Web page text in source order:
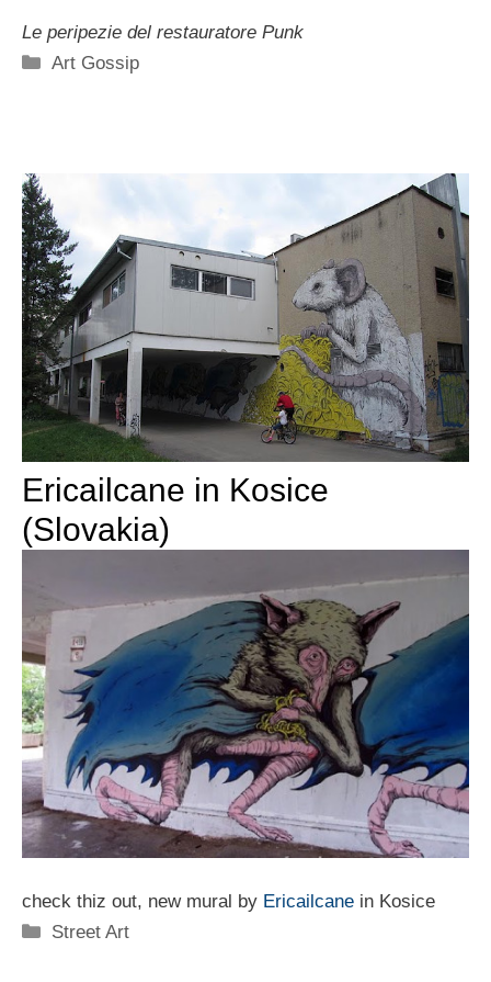
Le peripezie del restauratore Punk
Categorie
Art Gossip
Ericailcane in Kosice
(Slovakia)
check thiz out, new mural by Ericailcane in Kosice
Categorie
Street Art